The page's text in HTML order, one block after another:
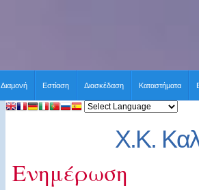
Διαμονή Εστίαση Διασκέδαση Καταστήματα
Χ.Κ.
Ενημέρωση